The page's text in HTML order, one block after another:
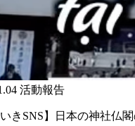
活動報告
いきSNS】日本の神社仏